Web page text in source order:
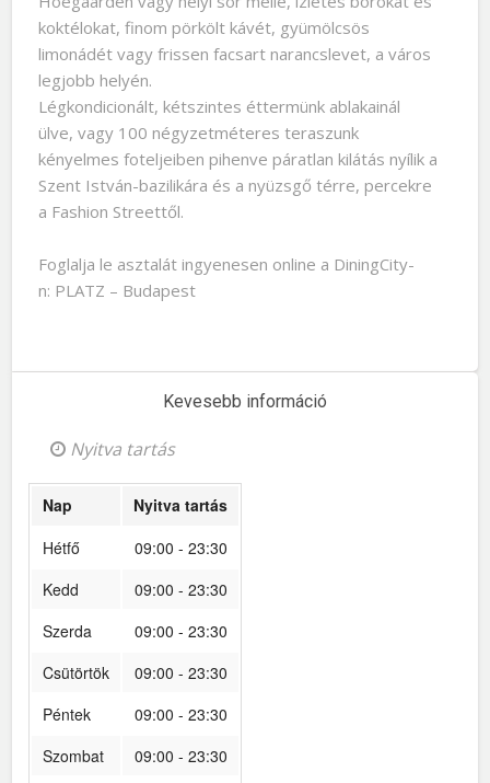
koktélokat, finom pörkölt kávét, gyümölcsös
limonádét vagy frissen facsart narancslevet, a város
legjobb helyén.
Légkondicionált, kétszintes éttermünk ablakainál
ülve, vagy 100 négyzetméteres teraszunk
kényelmes foteljeiben pihenve páratlan kilátás nyílik a
Szent István-bazilikára és a nyüzsgő térre, percekre
a Fashion Streettől.
Foglalja le asztalát ingyenesen online a DiningCity-
n: PLATZ – Budapest
Kevesebb információ
Nyitva tartás
Nap
Nyitva tartás
Hétfő
09:00 - 23:30
Kedd
09:00 - 23:30
Szerda
09:00 - 23:30
Csütörtök
09:00 - 23:30
Péntek
09:00 - 23:30
Szombat
09:00 - 23:30